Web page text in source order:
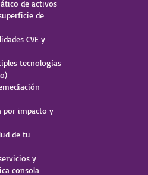
de activos
de
CVE y
tecnologías
por impacto y
de tu
y
consola